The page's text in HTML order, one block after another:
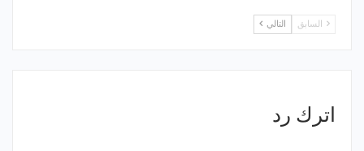
السابق التالي
اترك رد